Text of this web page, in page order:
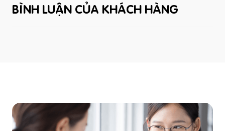
BÌNH LUẬN CỦA KHÁCH HÀNG